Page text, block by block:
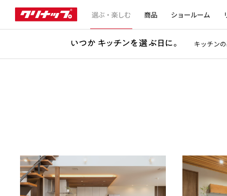
選ぶ・楽しむ 商品 ショールーム
キッチン